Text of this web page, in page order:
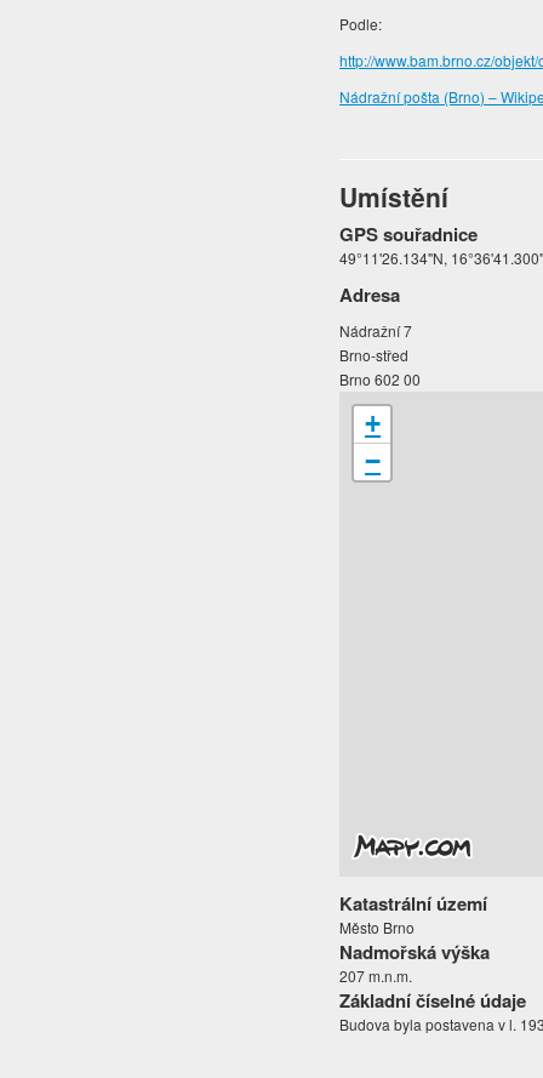
Podle:
http://www.bam.brno.cz/
Nádražní pošta (Brno) –
Umístění
GPS souřadnice
49°11'26.134"N,
Adresa
Nádražní 7
Brno-střed
Brno 602 00
+
−
Katastrální území
Město Brno
Nadmořská výška
207 m.n.m.
Základní číselné údaje
Budova byla postavena v l.